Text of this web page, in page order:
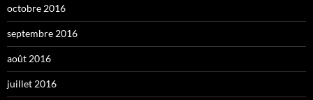
octobre 2016
septembre 2016
août 2016
juillet 2016